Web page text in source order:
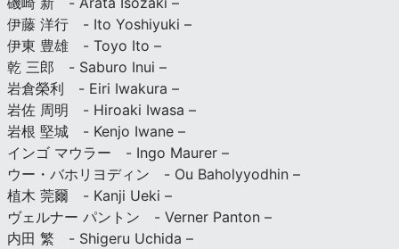
伊藤 洋行 - Ito Yoshiyuki –
伊東 豊雄 - Toyo Ito –
乾 三郎 - Saburo Inui –
岩倉榮利 - Eiri Iwakura –
岩佐 周明 - Hiroaki Iwasa –
岩根 堅城 - Kenjo Iwane –
インゴ マウラー - Ingo Maurer –
ウー・バホリヨディン - Ou Baholyyodhin –
植木 莞爾 - Kanji Ueki –
ヴェルナー パントン - Verner Panton –
内田 繁 - Shigeru Uchida –